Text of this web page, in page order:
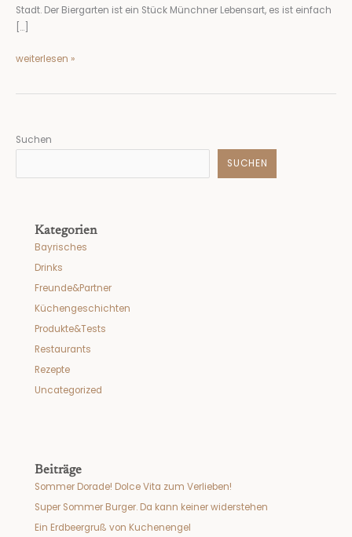
Stadt. Der Biergarten ist ein Stück Münchner Lebensart, es ist einfach
[…]
weiterlesen »
Suchen
SUCHEN
Kategorien
Bayrisches
Drinks
Freunde&Partner
Küchengeschichten
Produkte&Tests
Restaurants
Rezepte
Uncategorized
Beiträge
Sommer Dorade! Dolce Vita zum Verlieben!
Super Sommer Burger. Da kann keiner widerstehen
Ein Erdbeergruß von Kuchenengel